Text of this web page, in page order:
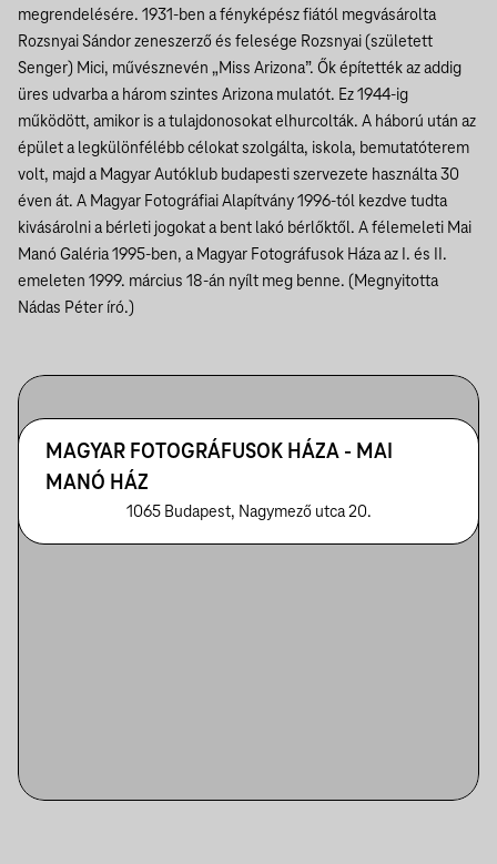
megrendelésére. 1931-ben a fényképész fiától megvásárolta
Rozsnyai Sándor zeneszerző és felesége Rozsnyai (született
Senger) Mici, művésznevén „Miss Arizona”. Ők építették az addig
üres udvarba a három szintes Arizona mulatót. Ez 1944-ig
működött, amikor is a tulajdonosokat elhurcolták. A háború után az
épület a legkülönfélébb célokat szolgálta, iskola, bemutatóterem
volt, majd a Magyar Autóklub budapesti szervezete használta 30
éven át. A Magyar Fotográfiai Alapítvány 1996-tól kezdve tudta
kivásárolni a bérleti jogokat a bent lakó bérlőktől. A félemeleti Mai
Manó Galéria 1995-ben, a Magyar Fotográfusok Háza az I. és II.
emeleten 1999. március 18-án nyílt meg benne. (Megnyitotta
Nádas Péter író.)
MAGYAR FOTOGRÁFUSOK HÁZA - MAI
MANÓ HÁZ
1065 Budapest, Nagymező utca 20.